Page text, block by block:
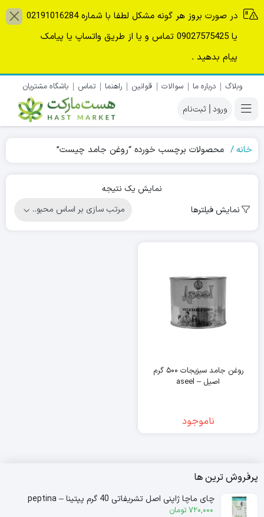
در صورت بروز هر گونه مشکل لطفا با شماره 02191016284
یا 09027575425 تماس و یا از طریق واتساپ یا پیامک
پیام بدهید .
وبلاگ درباره ما سوالات قوانین راهنما تماس باشگاه مشتریان
|
خانه محصولات برچسب خورده “روغن جامد چیست”
نمایش یک نتیجه
نمایش فیلترها
روغن جامد سبزیجات ۵۰۰ گرم
اصیل – aseel
ناموجود
پرفروش ترین ها
چای ماچا ژاپنی اصل تشریفاتی 40 گرم پپتینا – peptina
720,000 تومان